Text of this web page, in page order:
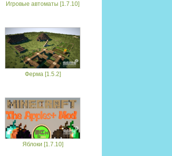
Игровые автоматы [1.7.10]
Ферма [1.5.2]
Яблоки [1.7.10]